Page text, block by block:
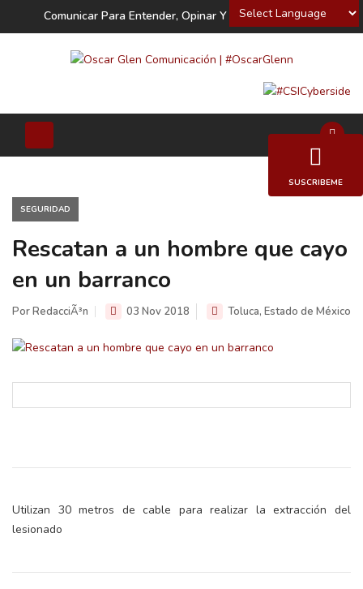
Powered by
Comunicar Para Entender, Opinar Y Decidir
SEGURIDAD
Rescatan a un hombre que cayo
en un barranco
Por RedacciÃ³n 03 Nov 2018 Toluca, Estado de México
Utilizan 30 metros de cable para realizar la extracción del
lesionado
SUSCRIBEME